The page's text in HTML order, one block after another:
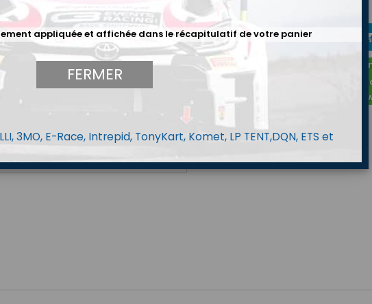
1,13 €
Menge 
Auf Lager !
Purchased after 2PM :
appliquée et affichée dans le récapitulatif de votre panier
FERMER
3MO, E-Race, Intrepid, TonyKart, Komet, LP TENT,DQN, ETS et